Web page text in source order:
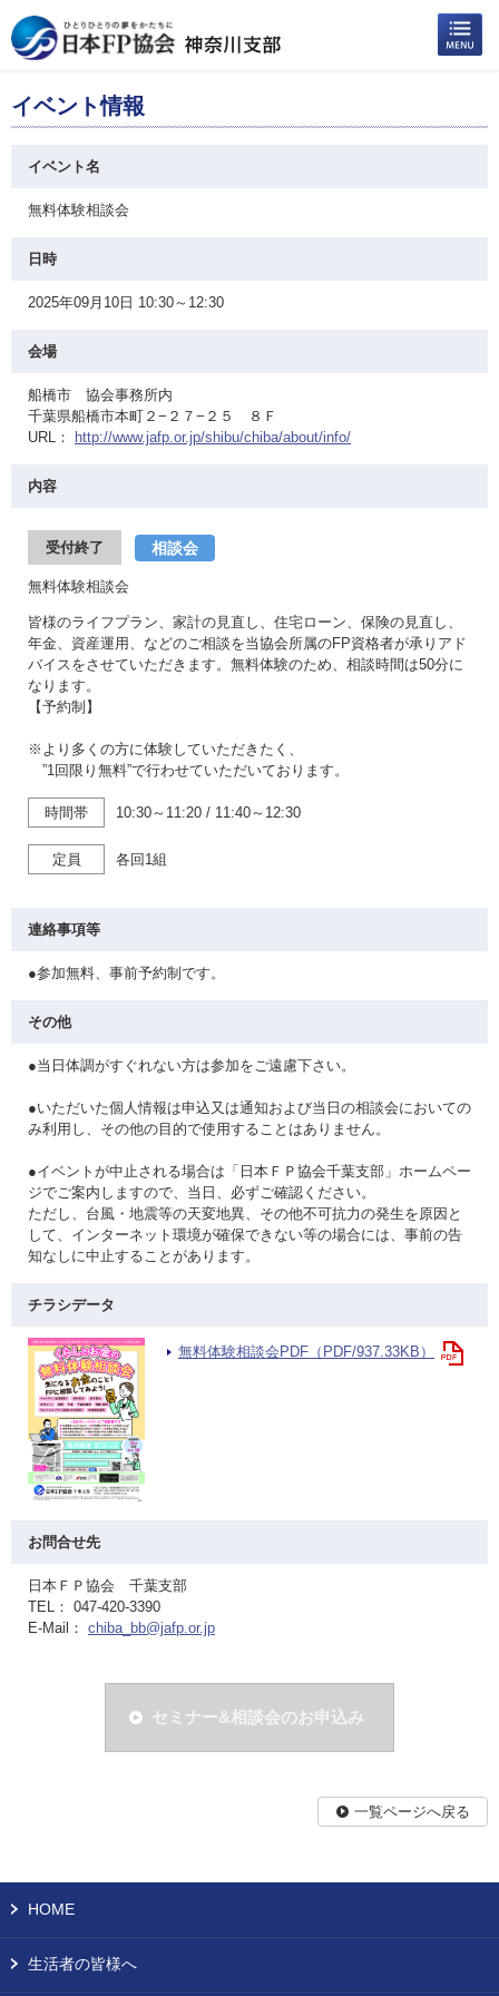
イベント情報
イベント名
無料体験相談会
日時
2025年09月10日 10:30～12:30
会場
船橋市 協会事務所内
千葉県船橋市本町２−２７−２５ ８Ｆ
URL：
http://www.jafp.or.jp/shibu/chiba/about/info/
内容
受付終了 相談会
無料体験相談会
皆様のライフプラン、家計の見直し、住宅ローン、保険の見直し、
年金、資産運用、などのご相談を当協会所属のFP資格者が承りアド
バイスをさせていただきます。無料体験のため、相談時間は50分に
なります。
【予約制】
※より多くの方に体験していただきたく、
”1回限り無料”で行わせていただいております。
時間帯 10:30～11:20 / 11:40～12:30
定員 各回1組
連絡事項等
●参加無料、事前予約制です。
その他
●当日体調がすぐれない方は参加をご遠慮下さい。
●いただいた個人情報は申込又は通知および当日の相談会においての
み利用し、その他の目的で使用することはありません。
●イベントが中止される場合は「日本ＦＰ協会千葉支部」ホームペー
ジでご案内しますので、当日、必ずご確認ください。
ただし、台風・地震等の天変地異、その他不可抗力の発生を原因と
して、インターネット環境が確保できない等の場合には、事前の告
知なしに中止することがあります。
チラシデータ
無料体験相談会PDF（PDF/937.33KB）
お問合せ先
日本ＦＰ協会 千葉支部
TEL： 047-420-3390
E-Mail： chiba_bb@jafp.or.jp
セミナー&相談会のお申込み
一覧ページへ戻る
HOME
生活者の皆様へ